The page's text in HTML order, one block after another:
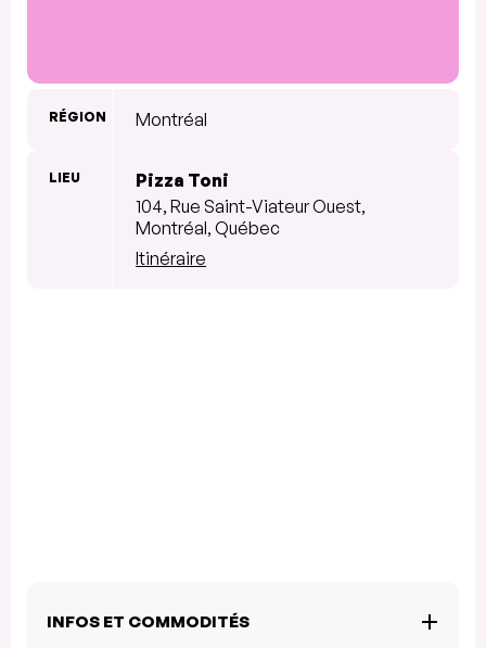
RÉGION Montréal
LIEU
Pizza Toni
104, Rue Saint-Viateur Ouest,
Montréal, Québec
Itinéraire
INFOS ET COMMODITÉS